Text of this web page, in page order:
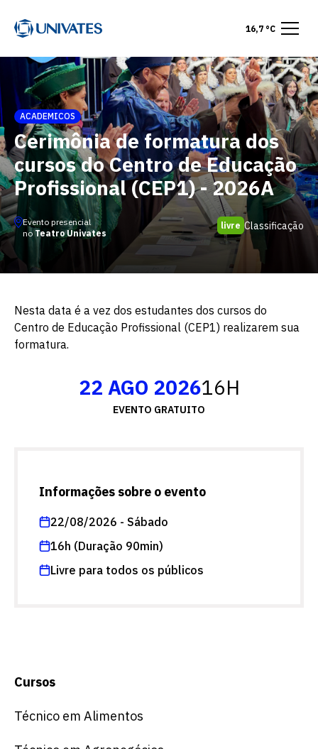
16,7 °C
ACADEMICOS
Cerimônia de formatura dos
cursos do Centro de Educação
Profissional (CEP1) - 2026A
Evento presencial
noTeatro Univates
livre Classificação
Nesta data é a vez dos estudantes dos cursos do
Centro de Educação Profissional (CEP1) realizarem sua
formatura.
22 AGO 202616H
EVENTO GRATUITO
Cursos
Técnico em Alimentos
Informações sobre o evento
22/08/2026 - Sábado
16h (Duração 90min)
Livre para todos os públicos